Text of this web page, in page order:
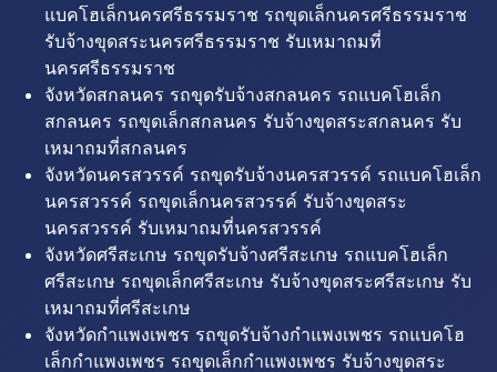
แบคโฮเล็กนครศรีธรรมราช รถขุดเล็กนครศรีธรรมราช
รับจ้างขุดสระนครศรีธรรมราช รับเหมาถมที่
นครศรีธรรมราช
จังหวัดสกลนคร รถขุดรับจ้างสกลนคร รถแบคโฮเล็ก
สกลนคร รถขุดเล็กสกลนคร รับจ้างขุดสระสกลนคร รับ
เหมาถมที่สกลนคร
จังหวัดนครสวรรค์ รถขุดรับจ้างนครสวรรค์ รถแบคโฮเล็ก
นครสวรรค์ รถขุดเล็กนครสวรรค์ รับจ้างขุดสระ
นครสวรรค์ รับเหมาถมที่นครสวรรค์
จังหวัดศรีสะเกษ รถขุดรับจ้างศรีสะเกษ รถแบคโฮเล็ก
ศรีสะเกษ รถขุดเล็กศรีสะเกษ รับจ้างขุดสระศรีสะเกษ รับ
เหมาถมที่ศรีสะเกษ
จังหวัดกำแพงเพชร รถขุดรับจ้างกำแพงเพชร รถแบคโฮ
เล็กกำแพงเพชร รถขุดเล็กกำแพงเพชร รับจ้างขุดสระ